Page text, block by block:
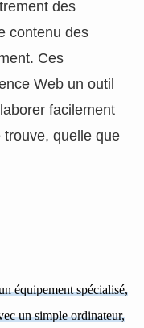
des
contenu des
Ces
Web un outil
facilement
quelle que
équipement spécialisé,
un simple ordinateur,